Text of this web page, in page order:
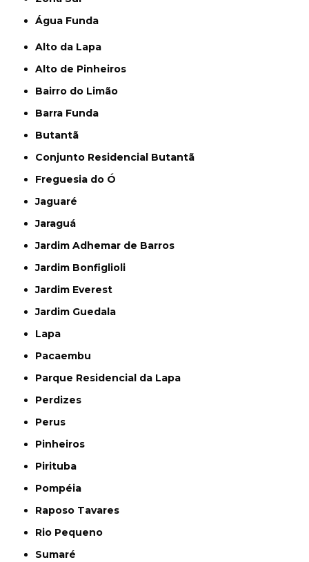
Água Funda
Alto da Lapa
Alto de Pinheiros
Bairro do Limão
Barra Funda
Butantã
Conjunto Residencial Butantã
Freguesia do Ó
Jaguaré
Jaraguá
Jardim Adhemar de Barros
Jardim Bonfiglioli
Jardim Everest
Jardim Guedala
Lapa
Pacaembu
Parque Residencial da Lapa
Perdizes
Perus
Pinheiros
Pirituba
Pompéia
Raposo Tavares
Rio Pequeno
Sumaré